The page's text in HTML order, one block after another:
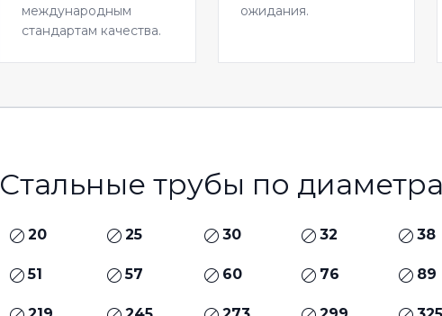
международным
стандартам качества.
ожидания.
Стальные трубы по
20 25 30 32 38
51 57 60 76 89